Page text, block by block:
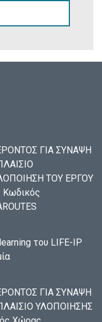
ΓΙΑ ΣΥΝΑΨΗ
ΤΟΥ ΕΡΓΟΥ
Κωδικός
του LIFE-IP
ΓΙΑ ΣΥΝΑΨΗ
ΥΛΟΠΟΙΗΣΗΣ